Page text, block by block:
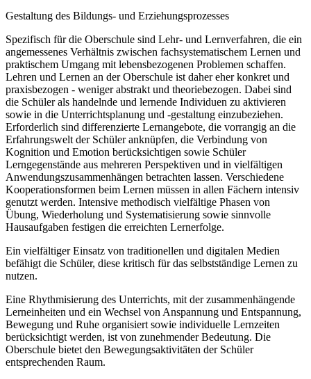
Gestaltung des Bildungs- und Erziehungsprozesses
Spezifisch für die Oberschule sind Lehr- und Lernverfahren, die ein
angemessenes Verhältnis zwischen fachsystematischem Lernen und
praktischem Umgang mit lebensbezogenen Problemen schaffen.
Lehren und Lernen an der Oberschule ist daher eher konkret und
praxisbezogen - weniger abstrakt und theoriebezogen. Dabei sind
die Schüler als handelnde und lernende Individuen zu aktivieren
sowie in die Unterrichtsplanung und -gestaltung einzubeziehen.
Erforderlich sind differenzierte Lernangebote, die vorrangig an die
Erfahrungswelt der Schüler anknüpfen, die Verbindung von
Kognition und Emotion berücksichtigen sowie Schüler
Lerngegenstände aus mehreren Perspektiven und in vielfältigen
Anwendungszusammenhängen betrachten lassen. Verschiedene
Kooperationsformen beim Lernen müssen in allen Fächern intensiv
genutzt werden. Intensive methodisch vielfältige Phasen von
Übung, Wiederholung und Systematisierung sowie sinnvolle
Hausaufgaben festigen die erreichten Lernerfolge.
Ein vielfältiger Einsatz von traditionellen und digitalen Medien
befähigt die Schüler, diese kritisch für das selbstständige Lernen zu
nutzen.
Eine Rhythmisierung des Unterrichts, mit der zusammenhängende
Lerneinheiten und ein Wechsel von Anspannung und Entspannung,
Bewegung und Ruhe organisiert sowie individuelle Lernzeiten
berücksichtigt werden, ist von zunehmender Bedeutung. Die
Oberschule bietet den Bewegungsaktivitäten der Schüler
entsprechenden Raum.